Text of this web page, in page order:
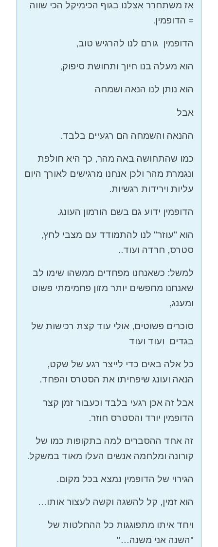
אז משתחרר אצלנו בגוף הכימיקל הכי שווה
= הדופמין.
הדופמין גורם לנו להרגיש טוב,
הוא מעלה בנו חיוך ותחושת סיפוק,
הוא נותן לנו הנאה ושמחה
אבל
ההנאה והשמחה הם רגעיים בלבד.
כמו שהתחושה באה מהר, כך היא חולפת
ונגמרת מהר ולכן אנחנו מרגישים לאורך היום
עליות וירידות רגשיות.
הדופמין ידוע גם בשם הורמון העונג.
הוא "עוזר" לנו להתמודד עם מצבי לחץ,
סטרס, חרדה ועוד..
למשל: כשאנחנו מפחדים ממשהו שימו לב
שאנחנו מחפשים יותר מזון פחמימתי פשוט
ומענג,
סוכרים פשוטים, אולי עוד קצת רכישות של
בגדים ועוד ועוד
כל אלה באים כדי לייצר רגע של שקט,
הנאה ועונג שיפחיתו את הסטרס והפחד.
אבל זה אכן רגעי בלבד וכעבור זמן קצר
הדופמין יורד והסטרס חוזר.
זה אחד ההסברים למה בתקופות כמו של
קורונה ומלחמה אנשים העלו מאוד במשקל.
הגירוי של הדופמין נמצא בכל מקום.
הוא זמין, קל להשגה וקשה לעצור אותו…
ויחד איתו מתפוגגות כל ההחלטות של
"השנה אני משנה…"